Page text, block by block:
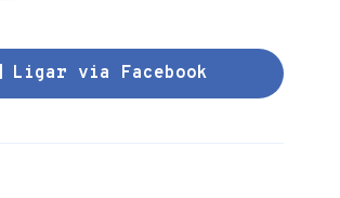
Ligar via Facebook